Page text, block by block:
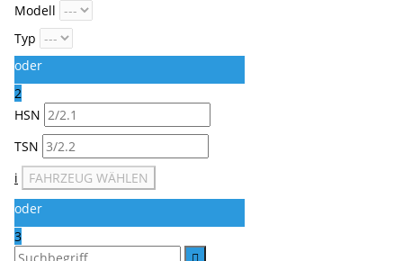
Modell
Typ
oder
2
HSN
TSN
i
FAHRZEUG WÄHLEN
oder
3